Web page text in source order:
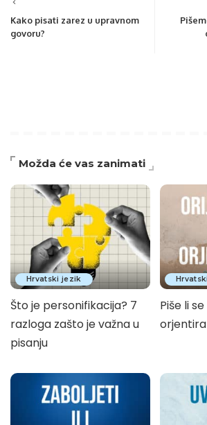
Kako pisati zarez u upravnom
govoru?
Možda će vas zanimati
Hrvatski jezik
Što je personifikacija? 7
razloga zašto je važna u
pisanju
Piše li